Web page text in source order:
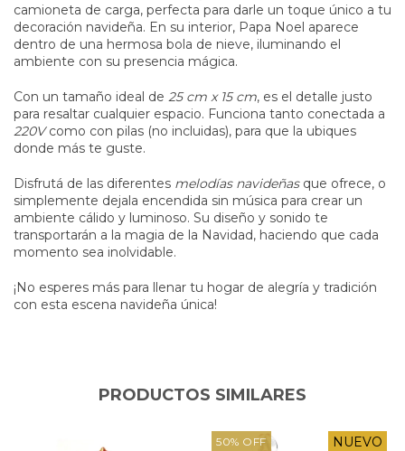
camioneta de carga, perfecta para darle un toque único a tu
decoración navideña. En su interior, Papa Noel aparece
dentro de una hermosa bola de nieve, iluminando el
ambiente con su presencia mágica.
Con un tamaño ideal de 25 cm x 15 cm, es el detalle justo
para resaltar cualquier espacio. Funciona tanto conectada a
220Vcomo con pilas (no incluidas), para que la ubiques
donde más te guste.
Disfrutá de las diferentes melodías navideñasque ofrece, o
simplemente dejala encendida sin música para crear un
ambiente cálido y luminoso. Su diseño y sonido te
transportarán a la magia de la Navidad, haciendo que cada
momento sea inolvidable.
¡No esperes más para llenar tu hogar de alegría y tradición
con esta escena navideña única!
PRODUCTOS SIMILARES
50% OFF NUEVO